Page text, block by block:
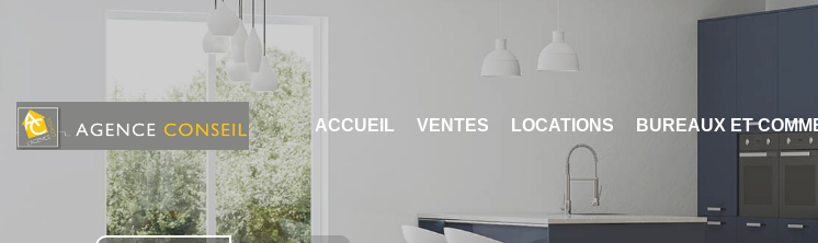
ACCUEIL VENTES LOCATIONS BUREAUX ET